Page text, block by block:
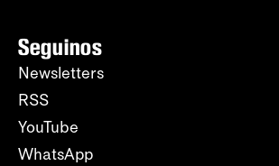
Seguinos
Newsletters
RSS
YouTube
WhatsApp